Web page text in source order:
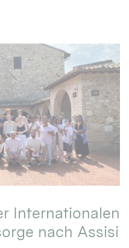
Internationalen
nach Assisi